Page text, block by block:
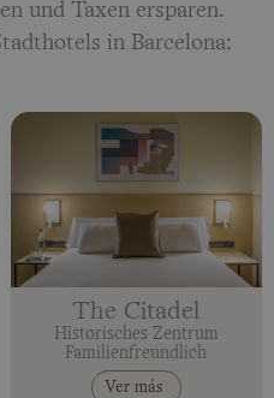
und Taxen ersparen.
in Barcelona:
The Citadel
Historisches Zentrum
Familienfreundlich
Ver más